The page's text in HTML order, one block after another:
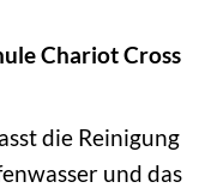
Chariot Cross
die Reinigung
und das